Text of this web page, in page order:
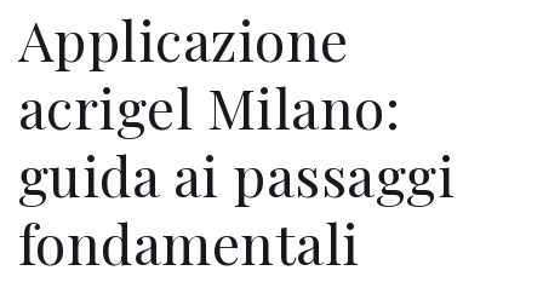
Applicazione
acrigel Milano:
guida ai passaggi
fondamentali